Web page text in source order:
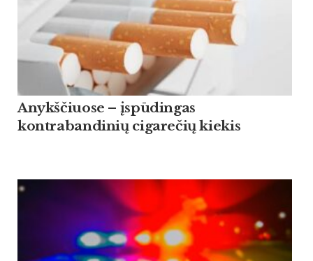
Anykščiuose – įspūdingas
kontrabandinių cigarečių kiekis